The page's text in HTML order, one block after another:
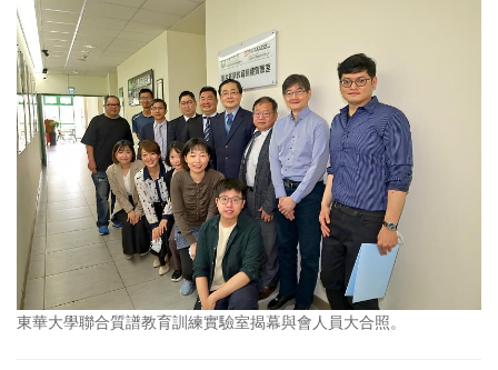
東華大學聯合質譜教育訓練實驗室揭幕與會人員大合照。